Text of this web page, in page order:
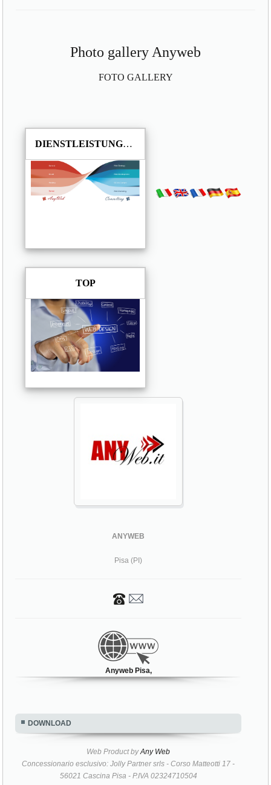
Photo gallery Anyweb
FOTO GALLERY
DIENSTLEISTUNGEN
TOP
ANYWEB
Pisa (PI)
Anyweb Pisa,
DOWNLOAD
Web Product byAny Web
Concessionario esclusivo: Jolly Partner srls - Corso Matteotti 17 -
56021 Cascina Pisa - P.IVA 02324710504